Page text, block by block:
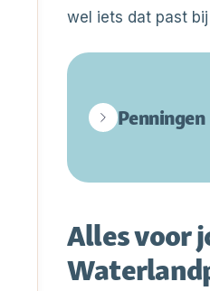
wel iets dat past
Penningen
Alles voor